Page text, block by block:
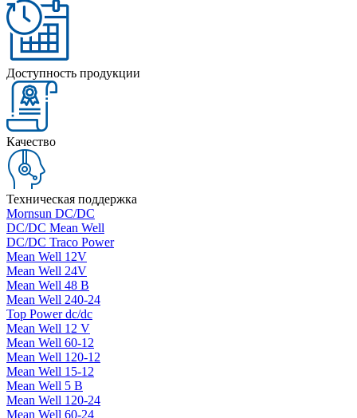
Доступность продукции
Качество
Техническая поддержка
Mornsun DC/DC
DC/DC Mean Well
DC/DC Traco Power
Mean Well 12V
Mean Well 24V
Mean Well 48 В
Mean Well 240-24
Top Power dc/dc
Mean Well 12 V
Mean Well 60-12
Mean Well 120-12
Mean Well 15-12
Mean Well 5 В
Mean Well 120-24
Mean Well 60-24